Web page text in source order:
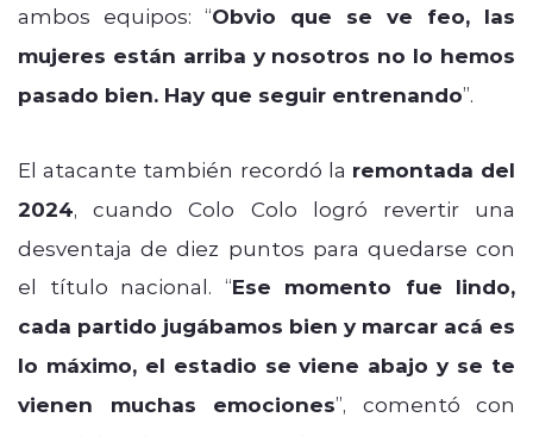
ambos equipos: “Obvio que se ve feo, las
mujeres están arriba y nosotros no lo hemos
pasado bien. Hay que seguir entrenando”.
El atacante también recordó la remontada del
2024, cuando Colo Colo logró revertir una
desventaja de diez puntos para quedarse con
el título nacional. “Ese momento fue lindo,
cada partido jugábamos bien y marcar acá es
lo máximo, el estadio se viene abajo y se te
vienen muchas emociones”, comentó con